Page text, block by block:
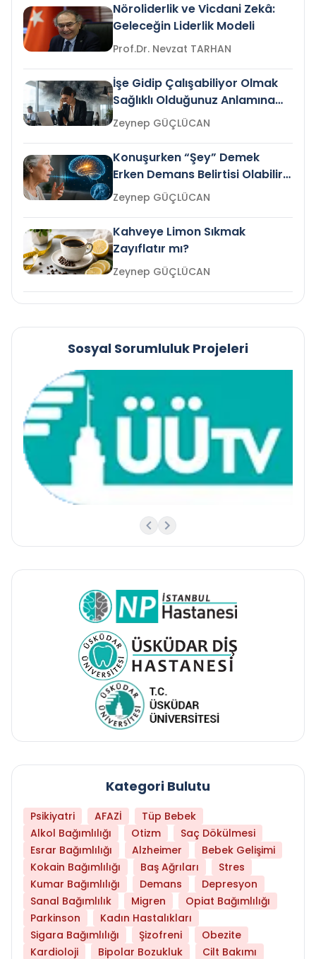
Nöroliderlik ve Vicdani Zekâ:
Geleceğin Liderlik Modeli
Prof.Dr. Nevzat TARHAN
İşe Gidip Çalışabiliyor Olmak
Sağlıklı Olduğunuz Anlamına
Gelir mi?Zeynep GÜÇLÜCAN
Konuşurken “Şey” Demek
Erken Demans Belirtisi Olabilir
mi?
Zeynep GÜÇLÜCAN
Kahveye Limon Sıkmak
Zayıflatır mı?
Zeynep GÜÇLÜCAN
Sosyal Sorumluluk Projeleri
Kategori Bulutu
Psikiyatri AFAZİ
Tüp Bebek
Alkol Bağımlılığı
Otizm
Saç Dökülmesi
Esrar Bağımlılığı
Alzheimer
Bebek Gelişimi
Kokain Bağımlılığı
Baş Ağrıları
Stres
Kumar Bağımlılığı
Demans
Depresyon
Sanal Bağımlılık
Migren
Opiat Bağımlılığı
Parkinson
Kadın Hastalıkları
Sigara Bağımlılığı
Şizofreni
Obezite
Kardioloji
Bipolar Bozukluk Cilt Bakımı